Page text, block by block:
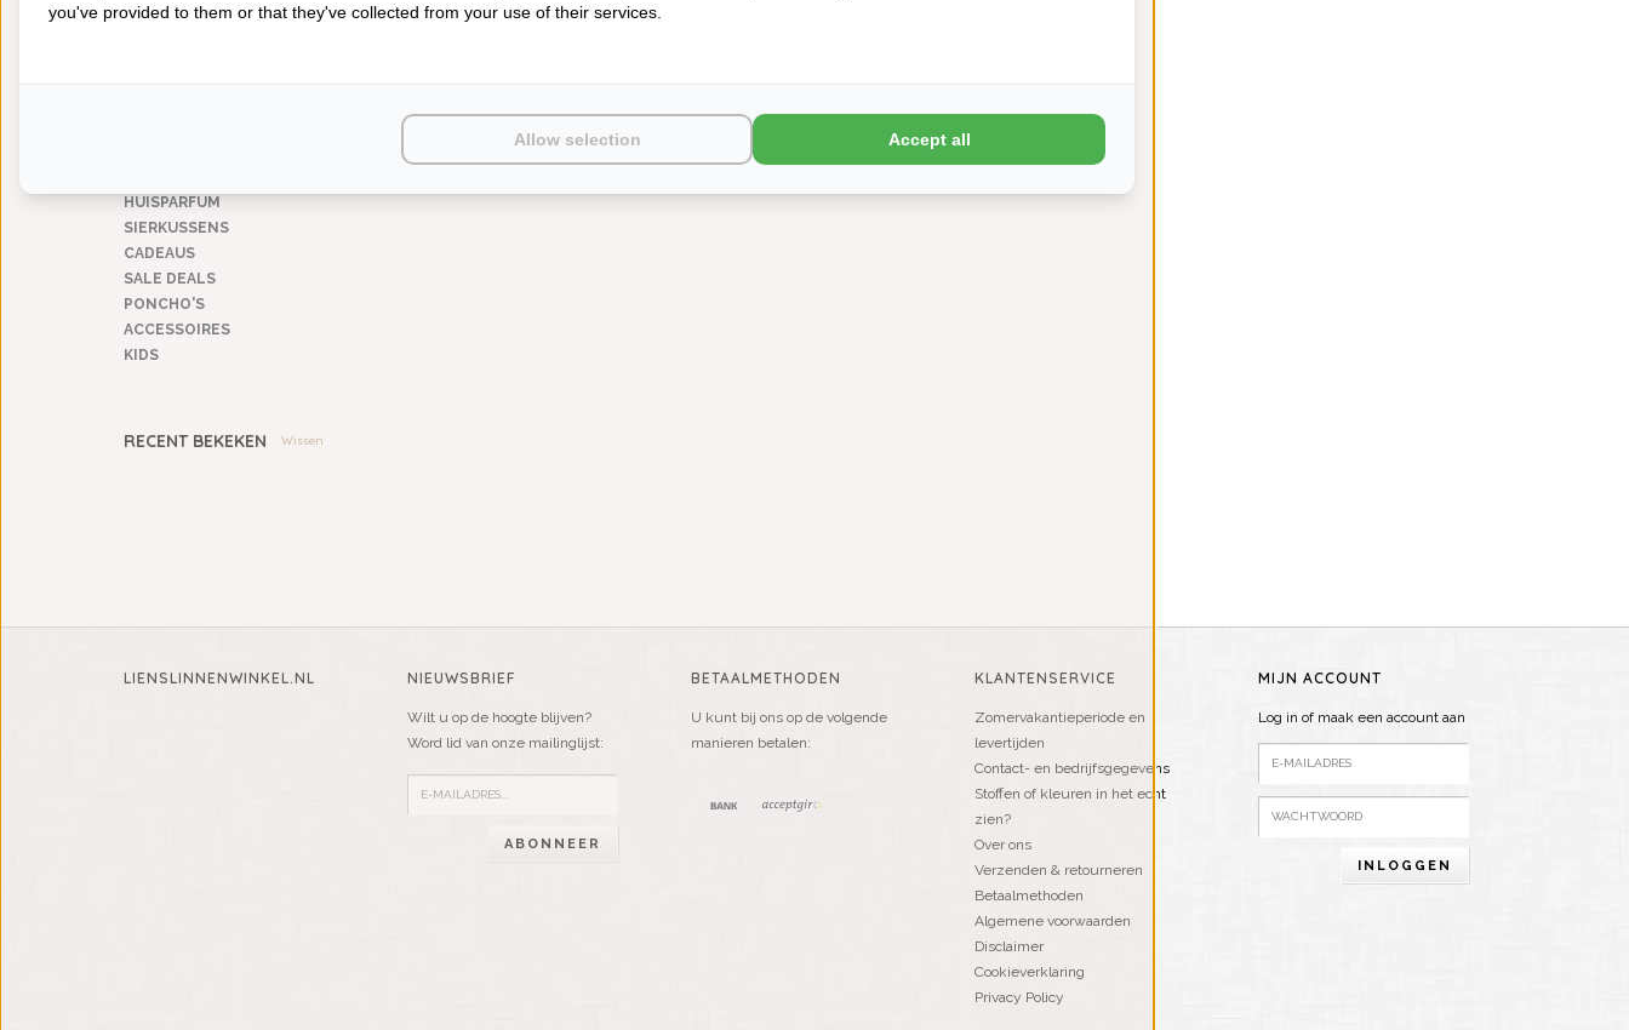
HUISPARFUM
SIERKUSSENS
CADEAUS
SALE DEALS
PONCHO'S
ACCESSOIRES
KIDS
RECENT BEKEKEN Wissen
LIENSLINNENWINKEL.NL NIEUWSBRIEF
Wilt u op de hoogte blijven?
Word lid van onze mailinglijst:
ABONNEER
BETAALMETHODEN
U kunt bij ons op de volgende
manieren betalen:
KLANTENSERVICE
Zomervakantieperiode en
levertijden
Contact- en bedrijfsgegevens
Stoffen of kleuren in het echt
zien?
Over ons
Verzenden & retourneren
Betaalmethoden
Algemene voorwaarden
Disclaimer
Cookieverklaring
Privacy Policy
MIJN ACCOUNT
Log in of maak een account aan
INLOGGEN
you've provided to them or that they've collected from your use of their services.
Allow selection Accept all